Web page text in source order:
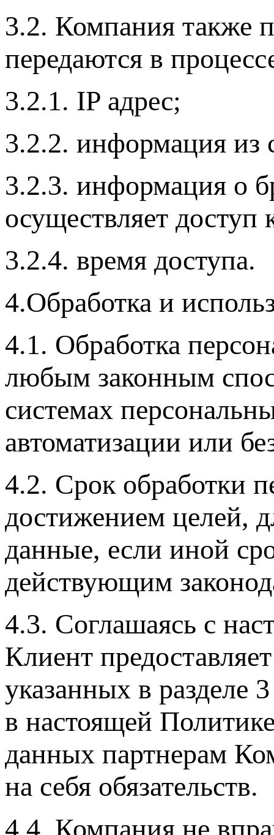
3.2. Компания также
передаются в
3.2.1. IP адрес;
3.2.2. информация из
3.2.3. информация о
осуществляет доступ
3.2.4. время доступа.
4.Обработка и
4.1. Обработка
любым законным
системах
автоматизации или
4.2. Срок обработки
достижением целей,
данные, если иной
действующим
4.3. Соглашаясь с
Клиент
указанных в разделе
в настоящей
данных партнерам
на себя обязательств.
4.4. Компания не